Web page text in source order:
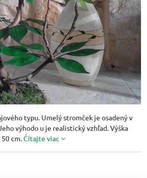
typu. Umelý stromček je osadený v
výhodo u je realistický vzhľad. Výška
cm.Čítajte viac